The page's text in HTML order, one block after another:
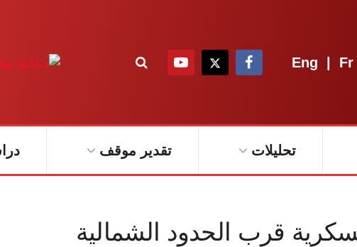
Eng | Fr
تحليلات تقدير موقف
قرب الحدود الشمالية